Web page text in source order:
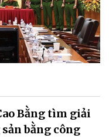
Bằng tìm giải
bằng công